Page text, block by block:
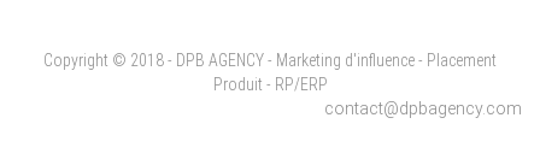
Copyright © 2018 - DPB AGENCY - Marketing d'influence - Placement
Produit - RP/ERP
contact@dpbagency.com